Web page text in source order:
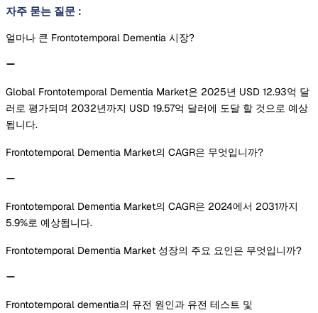
자주 묻는 질문 :
얼마나 큰 Frontotemporal Dementia 시장?
Global Frontotemporal Dementia Market은 2025년 USD 12.93억 달
러로 평가되며 2032년까지 USD 19.57억 달러에 도달 할 것으로 예상
됩니다.
Frontotemporal Dementia Market의 CAGR은 무엇입니까?
Frontotemporal Dementia Market의 CAGR은 2024에서 2031까지
5.9%로 예상됩니다.
Frontotemporal Dementia Market 성장의 주요 요인은 무엇입니까?
Frontotemporal dementia의 유전 원인과 유전 테스트 및